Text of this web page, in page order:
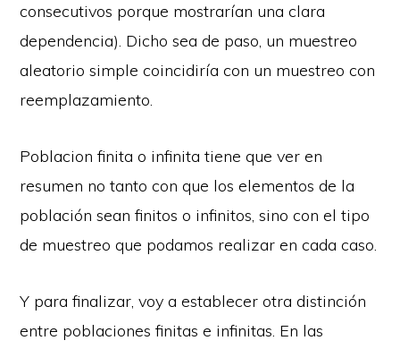
consecutivos porque mostrarían una clara
dependencia). Dicho sea de paso, un muestreo
aleatorio simple coincidiría con un muestreo con
reemplazamiento.
Poblacion finita o infinita tiene que ver en
resumen no tanto con que los elementos de la
población sean finitos o infinitos, sino con el tipo
de muestreo que podamos realizar en cada caso.
Y para finalizar, voy a establecer otra distinción
entre poblaciones finitas e infinitas. En las